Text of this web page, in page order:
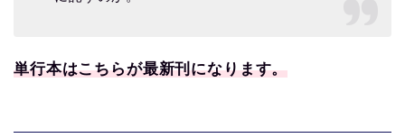
単行本はこちらが最新刊になります。